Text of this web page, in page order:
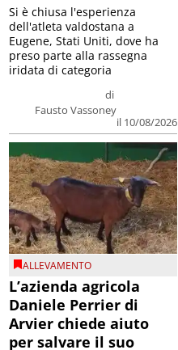
di
Fausto Vassoney
il 10/08/2026
Si è chiusa l'esperienza
dell'atleta valdostana a
Eugene, Stati Uniti, dove ha
preso parte alla rassegna
iridata di categoria
ALLEVAMENTO
L’azienda agricola
Daniele Perrier di
Arvier chiede aiuto
per salvare il suo